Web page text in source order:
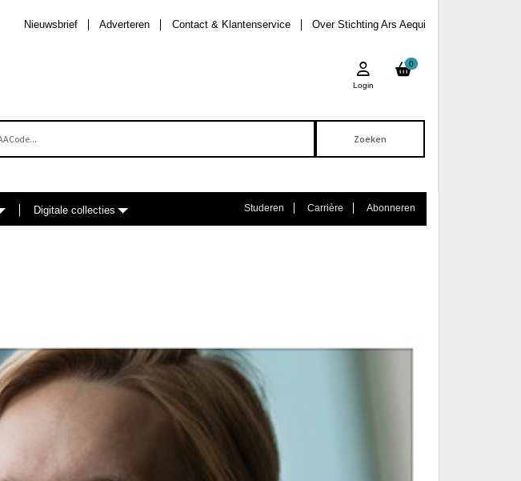
Over Stichting Ars Aequi
Contact & Klantenservice
Adverteren
Nieuwsbrief
0
Login
Digitale collecties Studeren Carrière Abonneren